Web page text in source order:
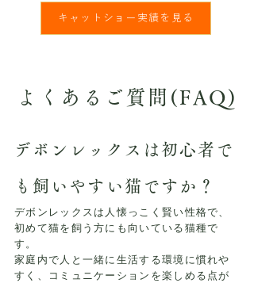
キャットショー実績を見る
よくあるご質問(FAQ)
デボンレックスは初心者で
も飼いやすい猫ですか？
デボンレックスは人懐っこく賢い性格で、
初めて猫を飼う方にも向いている猫種で
す。
家庭内で人と一緒に生活する環境に慣れや
すく、コミュニケーションを楽しめる点が